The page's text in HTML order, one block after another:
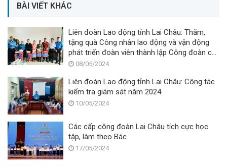
BÀI VIẾT KHÁC
Liên đoàn Lao động tỉnh Lai Châu: Thăm,
tặng quà Công nhân lao động và vận động
phát triển đoàn viên thành lập Công đoàn cơ
sở, nhân dịp Tháng Công nhân năm 2024
08/05/2024
Liên đoàn Lao động tỉnh Lai Châu: Công tác
kiểm tra giám sát năm 2024
10/05/2024
Các cấp công đoàn Lai Châu tích cực học
tập, làm theo Bác
17/05/2024